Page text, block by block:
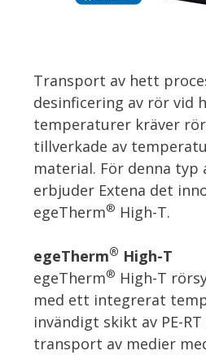
Transport av hett
desinficering av rör vid
temperaturer kräver
tillverkade av
material. För denna typ
erbjuder Extena det
egeTherm® High-T.
egeTherm® High-T
egeTherm® High-T
med ett integrerat
invändigt skikt av PE-
transport av medier